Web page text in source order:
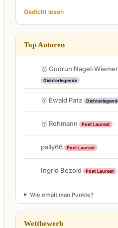
Gedicht lesen
Top Autoren
🥇 Gudrun Nagel-Wiemer
Dichterlegende
🥈 Ewald Patz
🥉 Rehmann Poet Laureat
pally66 Poet Laureat
Ingrid Bezold Poet Laureat
Wie erhält man Punkte?
Wettbewerb